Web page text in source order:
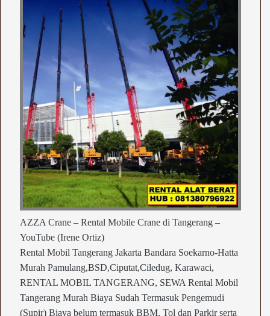
AZZA Crane – Rental Mobile Crane di Tangerang –
YouTube (Irene Ortiz)
Rental Mobil Tangerang Jakarta Bandara Soekarno-Hatta
Murah Pamulang,BSD,Ciputat,Ciledug, Karawaci,
RENTAL MOBIL TANGERANG, SEWA Rental Mobil
Tangerang Murah Biaya Sudah Termasuk Pengemudi
(Supir) Biaya belum termasuk BBM, Tol dan Parkir serta